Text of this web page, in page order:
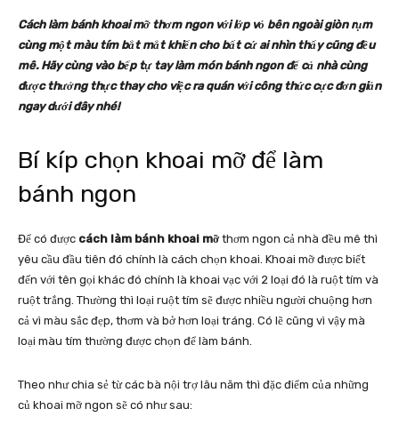
Cách làm bánh khoai mỡ thơm ngon với lớp vỏ bên ngoài giòn rụm
cùng một màu tím bắt mắt khiến cho bất cứ ai nhìn thấy cũng đều
mê. Hãy cùng vào bếp tự tay làm món bánh ngon để cả nhà cùng
được thưởng thực thay cho việc ra quán với công thức cực đơn giản
ngay dưới đây nhé!
Bí kíp chọn khoai mỡ để làm
bánh ngon
Để có được cách làm bánh khoai mỡ thơm ngon cả nhà đều mê thì
yêu cầu đầu tiên đó chính là cách chọn khoai. Khoai mỡ được biết
đến với tên gọi khác đó chính là khoai vạc với 2 loại đó là ruột tím và
ruột trắng. Thường thì loại ruột tím sẽ được nhiều người chuộng hơn
cả vì màu sắc đẹp, thơm và bở hơn loại tráng. Có lẽ cũng vì vậy mà
loại màu tím thường được chọn để làm bánh.
Theo như chia sẻ từ các bà nội trợ lâu năm thì đặc điểm của những
củ khoai mỡ ngon sẽ có như sau: